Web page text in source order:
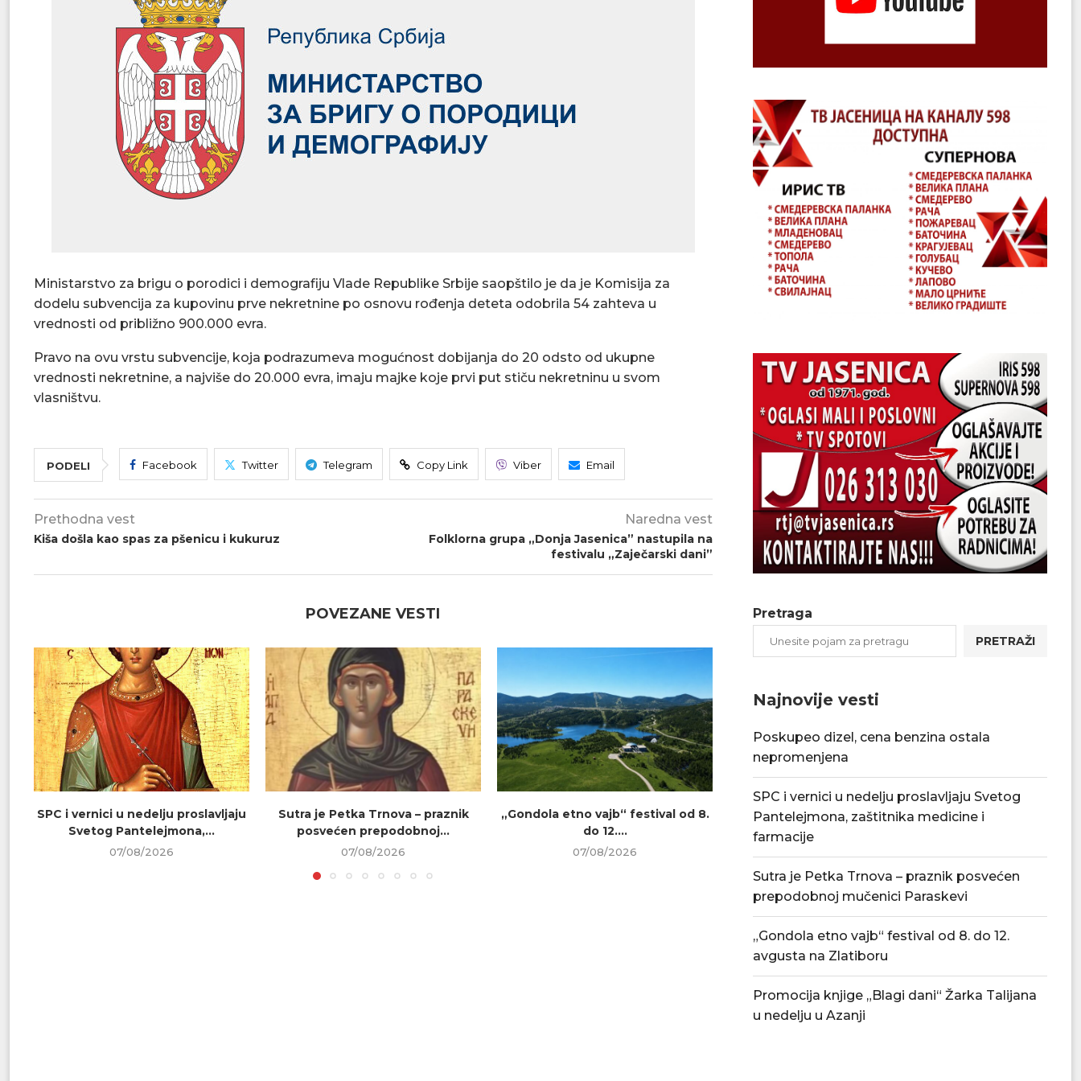
Ministarstvo za brigu o porodici i demografiju Vlade Republike Srbije saopštilo je da je Komisija za
dodelu subvencija za kupovinu prve nekretnine po osnovu rođenja deteta odobrila 54 zahteva u
vrednosti od približno 900.000 evra.
Pravo na ovu vrstu subvencije, koja podrazumeva mogućnost dobijanja do 20 odsto od ukupne
vrednosti nekretnine, a najviše do 20.000 evra, imaju majke koje prvi put stiču nekretninu u svom
vlasništvu.
PODELI Facebook Twitter Telegram Copy Link Viber Email
Prethodna vest
Kiša došla kao spas za pšenicu i kukuruz
Naredna vest
Folklorna grupa „Donja Jasenica” nastupila na
festivalu „Zaječarski dani”
POVEZANE VESTI
SPC i vernici u nedelju proslavljaju
Svetog Pantelejmona,...
07/08/2026
Sutra je Petka Trnova – praznik
posvećen prepodobnoj...
07/08/2026
„Gondola etno vajb“ festival od 8.
do 12....
07/08/2026
Tradicionalna Azanjska pogačijada
8. avgusta
PU „Čika Jova
Pretraga
PRETRAŽI
Najnovije vesti
Poskupeo dizel, cena benzina ostala
nepromenjena
SPC i vernici u nedelju proslavljaju Svetog
Pantelejmona, zaštitnika medicine i
farmacije
Sutra je Petka Trnova – praznik posvećen
prepodobnoj mučenici Paraskevi
„Gondola etno vajb“ festival od 8. do 12.
avgusta na Zlatiboru
Promocija knjige „Blagi dani“ Žarka Talijana
u nedelju u Azanji